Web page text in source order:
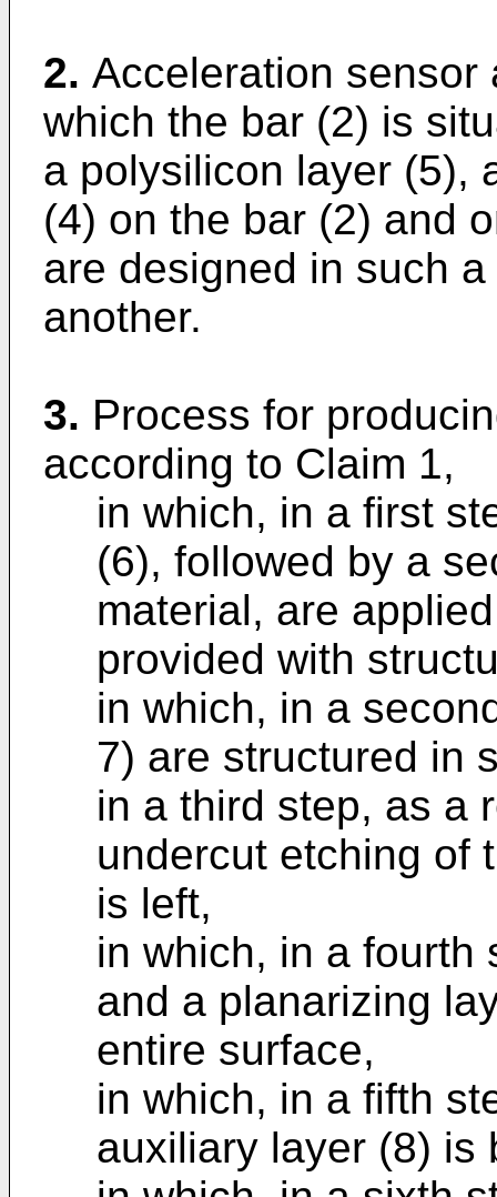
2. Acceleration sensor
which the bar (2) is
a polysilicon layer (5),
(4) on the bar (2) and
are designed in such
another.
3. Process for
according to Claim 1,
in which, in a first
(6), followed by a
material, are
provided with
in which, in a
7) are structured in
in a third step, as a
undercut etching of
is left,
in which, in a fourth
and a planarizing
entire surface,
in which, in a fifth
auxiliary layer (8) is